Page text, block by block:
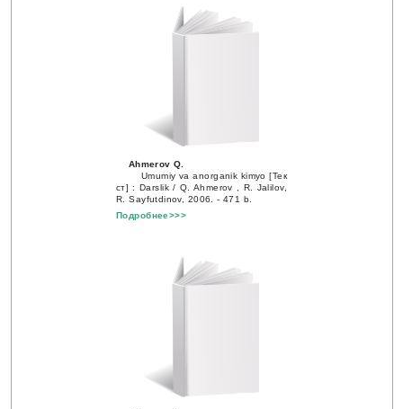
Ahmerov Q.
Umumiy va anorganik kimyo [Тек
ст] : Darslik / Q. Ahmerov , R. Jalilov,
R. Sayfutdinov, 2006. - 471 b.
Подробнее>>>